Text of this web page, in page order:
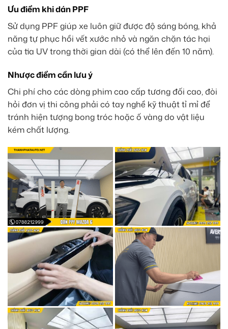
Ưu điểm khi dán PPF
Sử dụng PPF giúp xe luôn giữ được độ sáng bóng, khả
năng tự phục hồi vết xước nhỏ và ngăn chặn tác hại
của tia UV trong thời gian dài (có thể lên đến 10 năm).
Nhược điểm cần lưu ý
Chi phí cho các dòng phim cao cấp tương đối cao, đòi
hỏi đơn vị thi công phải có tay nghề kỹ thuật tỉ mỉ để
tránh hiện tượng bong tróc hoặc ố vàng do vật liệu
kém chất lượng.